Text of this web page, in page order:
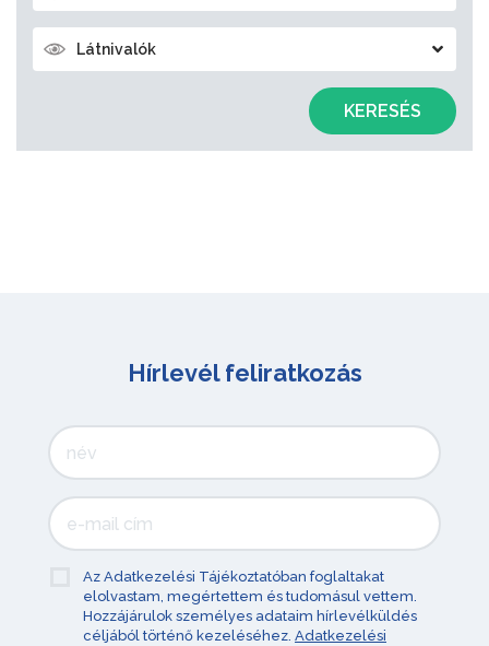
Látnivalók
KERESÉS
Hírlevél feliratkozás
Az Adatkezelési Tájékoztatóban foglaltakat
elolvastam, megértettem és tudomásul vettem.
Hozzájárulok személyes adataim hírlevélküldés
céljából történő kezeléséhez. Adatkezelési